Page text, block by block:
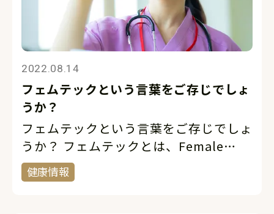
2022.08.14
フェムテックという言葉をご存じでしょ
うか？
フェムテックという言葉をご存じでしょ
うか？ フェムテックとは、Female
Technologyの略。女性のライフステー
ジ（月経、出産、更年期など）に生じる
健康情報